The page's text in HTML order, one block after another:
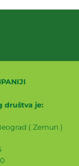
društva je:
( Zemun )